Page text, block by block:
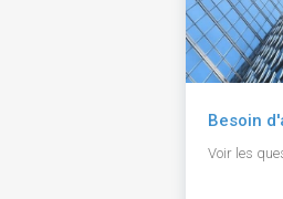
Besoin
Voir les